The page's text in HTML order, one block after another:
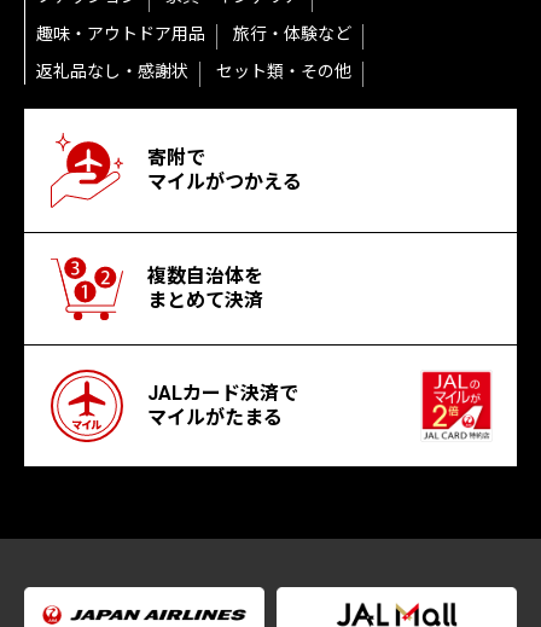
趣味・アウトドア用品
旅行・体験など
返礼品なし・感謝状
セット類・その他
寄附で
マイルがつかえる
複数自治体を
まとめて決済
JALカード決済で
マイルがたまる